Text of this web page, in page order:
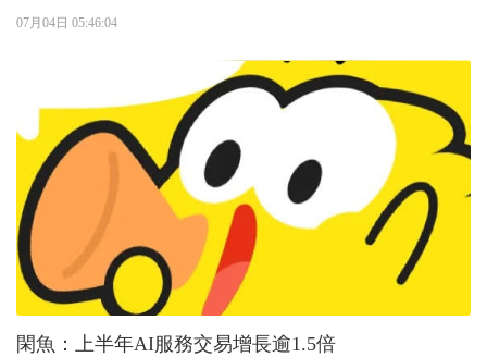
07月04日 05:46:04
閑魚：上半年AI服務交易增長逾1.5倍